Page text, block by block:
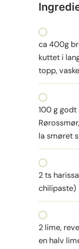
ca 400g
kuttet i
topp,
100 g godt
la smøret
2 ts
chilipaste)
2 lime,
en halv